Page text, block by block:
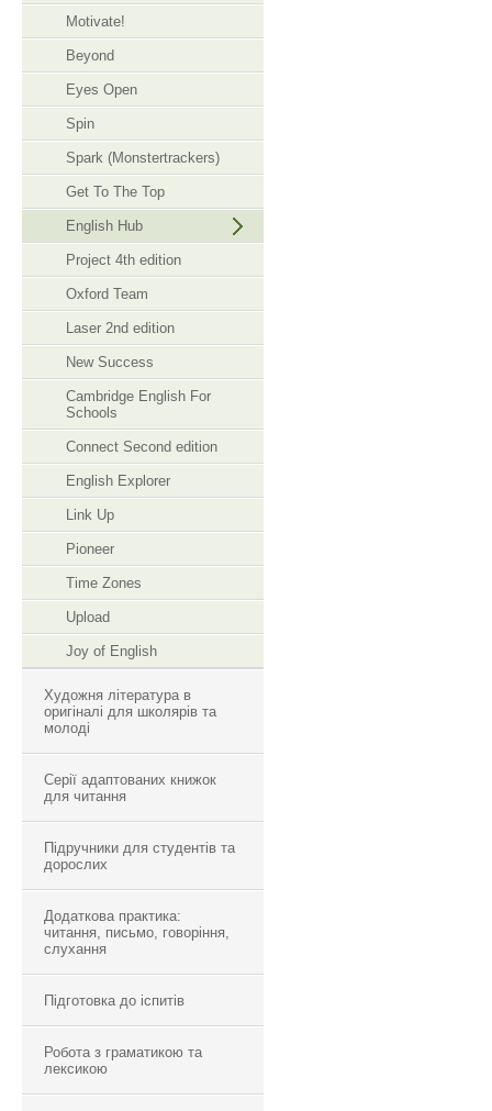
Motivate!
Beyond
Eyes Open
Spin
Spark (Monstertrackers)
Get To The Top
English Hub
Project 4th edition
Oxford Team
Laser 2nd edition
New Success
Cambridge English For
Schools
Connect Second edition
English Explorer
Link Up
Pioneer
Time Zones
Upload
Joy of English
Художня література в
оригіналі для школярів та
молоді
Серії адаптованих книжок
для читання
Підручники для студентів та
дорослих
Додаткова практика:
читання, письмо, говоріння,
слухання
Підготовка до іспитів
Робота з граматикою та
лексикою